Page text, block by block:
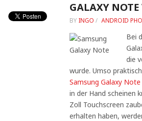
GALAXY
BY INGO / ANDROID
Bei
die
wurde. Umso
Samsung Galaxy Note
in der Hand scheinen
Zoll Touchscreen
erhalten haben,